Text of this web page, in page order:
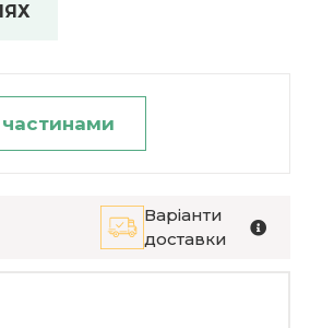
Варіанти
доставки